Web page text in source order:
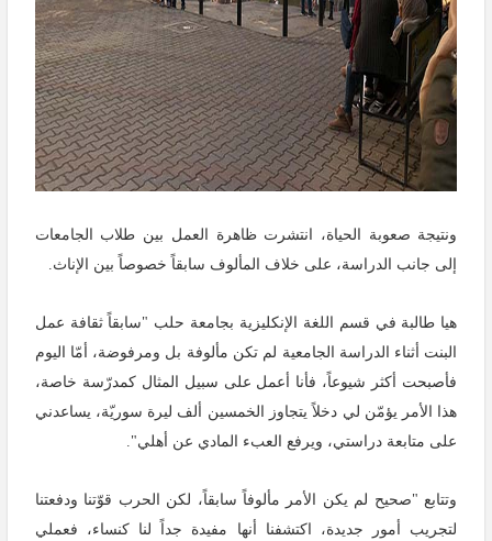
ونتيجة صعوبة الحياة، انتشرت ظاهرة العمل بين طلاب الجامعات
إلى جانب الدراسة، على خلاف المألوف سابقاً خصوصاً بين الإناث.
هيا طالبة في قسم اللغة الإنكليزية بجامعة حلب "سابقاً ثقافة عمل
البنت أثناء الدراسة الجامعية لم تكن مألوفة بل ومرفوضة، أمّا اليوم
فأصبحت أكثر شيوعاً، فأنا أعمل على سبيل المثال كمدرّسة خاصة،
هذا الأمر يؤمّن لي دخلاً يتجاوز الخمسين ألف ليرة سوريّة، يساعدني
على متابعة دراستي، ويرفع العبء المادي عن أهلي".
وتتابع "صحيح لم يكن الأمر مألوفاً سابقاً، لكن الحرب قوّتنا ودفعتنا
لتجريب أمور جديدة، اكتشفنا أنها مفيدة جداً لنا كنساء، فعملي